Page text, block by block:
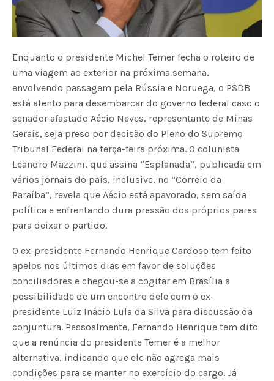
Enquanto o presidente Michel Temer fecha o roteiro de
uma viagem ao exterior na próxima semana,
envolvendo passagem pela Rússia e Noruega, o PSDB
está atento para desembarcar do governo federal caso o
senador afastado Aécio Neves, representante de Minas
Gerais, seja preso por decisão do Pleno do Supremo
Tribunal Federal na terça-feira próxima. O colunista
Leandro Mazzini, que assina “Esplanada”, publicada em
vários jornais do país, inclusive, no “Correio da
Paraíba”, revela que Aécio está apavorado, sem saída
política e enfrentando dura pressão dos próprios pares
para deixar o partido.
O ex-presidente Fernando Henrique Cardoso tem feito
apelos nos últimos dias em favor de soluções
conciliadores e chegou-se a cogitar em Brasília a
possibilidade de um encontro dele com o ex-
presidente Luiz Inácio Lula da Silva para discussão da
conjuntura. Pessoalmente, Fernando Henrique tem dito
que a renúncia do presidente Temer é a melhor
alternativa, indicando que ele não agrega mais
condições para se manter no exercício do cargo. Já